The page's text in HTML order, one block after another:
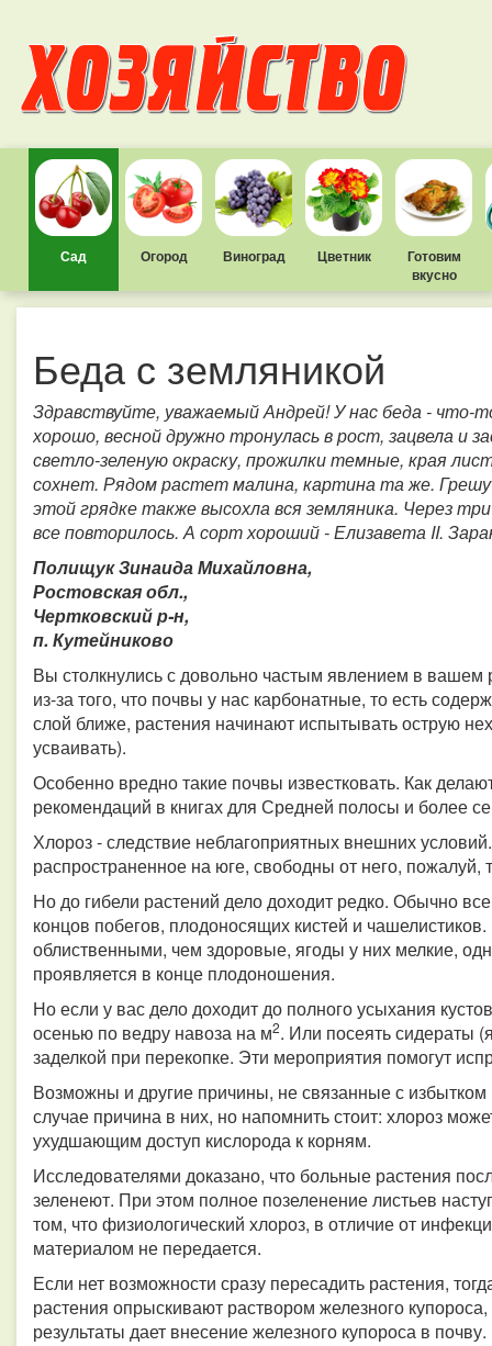
Сад Огород Виноград Цветник
Готовим
вкусно
Беда с земляникой
Здравствуйте, уважаемый Андрей! У нас беда - что-
хорошо, весной дружно тронулась в рост, зацвела и
светло-зеленую окраску, прожилки темные, края
сохнет. Рядом растет малина, картина та же.
этой грядке также высохла вся земляника. Через
все повторилось. А сорт хороший - Елизавета II.
Полищук Зинаида Михайловна,
Ростовская обл.,
Чертковский р-н,
п. Кутейниково
Вы столкнулись с довольно частым явлением в вашем
из-за того, что почвы у нас карбонатные, то есть
слой ближе, растения начинают испытывать острую
усваивать).
Особенно вредно такие почвы известковать. Как
рекомендаций в книгах для Средней полосы и более
Хлороз - следствие неблагоприятных внешних
распространенное на юге, свободны от него, пожалуй,
Но до гибели растений дело доходит редко. Обычно
концов побегов, плодоносящих кистей и
облиственными, чем здоровые, ягоды у них мелкие,
проявляется в конце плодоношения.
Но если у вас дело доходит до полного усыхания
осенью по ведру навоза на м2. Или посеять сидераты
заделкой при перекопке. Эти мероприятия помогут
Возможны и другие причины, не связанные с
случае причина в них, но напомнить стоит: хлороз
ухудшающим доступ кислорода к корням.
Исследователями доказано, что больные растения
зеленеют. При этом полное позеленение листьев
том, что физиологический хлороз, в отличие от
материалом не передается.
Если нет возможности сразу пересадить растения,
растения опрыскивают раствором железного
результаты дает внесение железного купороса в